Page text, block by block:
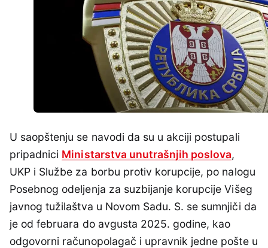
U saopštenju se navodi da su u akciji postupali
pripadnici Ministarstva unutrašnjih poslova,
UKP i Službe za borbu protiv korupcije, po nalogu
Posebnog odeljenja za suzbijanje korupcije Višeg
javnog tužilaštva u Novom Sadu. S. se sumnjiči da
je od februara do avgusta 2025. godine, kao
odgovorni računopolagač i upravnik jedne pošte u